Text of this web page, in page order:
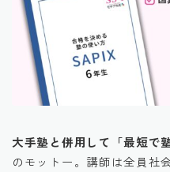
大手塾と併用して「最短で
のモットー。講師は全員社